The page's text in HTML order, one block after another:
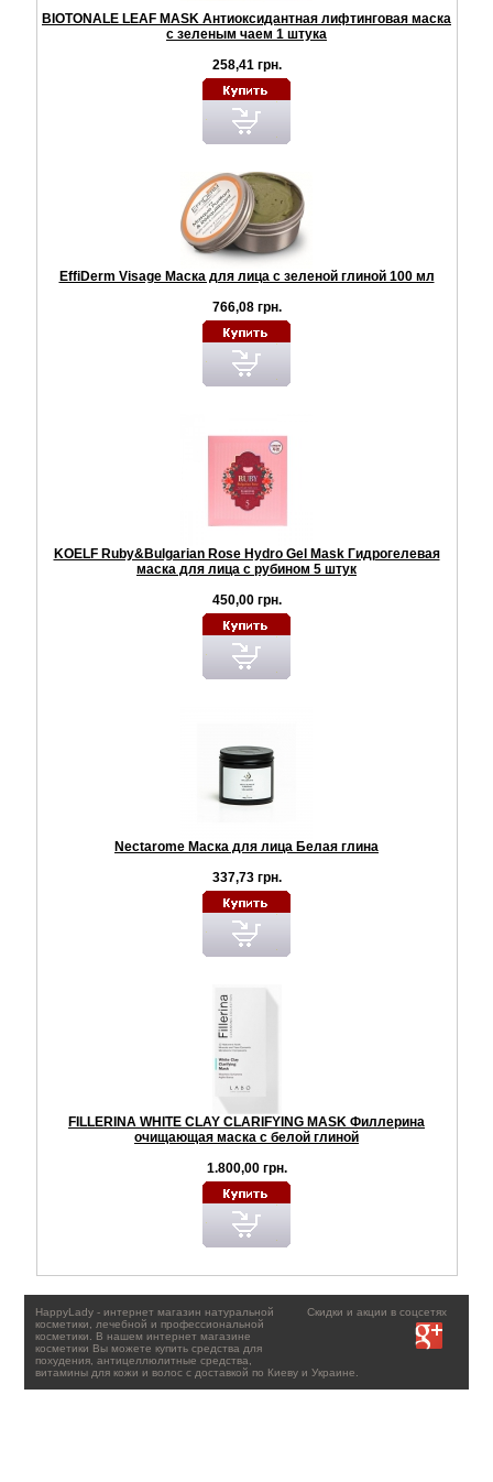
BIOTONALE LEAF MASK Антиоксидантная лифтинговая маска
с зеленым чаем 1 штука
258,41 грн.
EffiDerm Visage Маска для лица с зеленой глиной 100 мл
766,08 грн.
KOELF Ruby&Bulgarian Rose Hydro Gel Mask Гидрогелевая
маска для лица с рубином 5 штук
450,00 грн.
Nectarome Маска для лица Белая глина
337,73 грн.
FILLERINA WHITE CLAY CLARIFYING MASK Филлерина
очищающая маска с белой глиной
1.800,00 грн.
Скидки и акции в соцсетях
HappyLady - интернет магазин натуральной
косметики, лечебной и профессиональной
косметики. В нашем интернет магазине
косметики Вы можете купить средства для
похудения, антицеллюлитные средства,
витамины для кожи и волос с доставкой по Киеву и Украине.